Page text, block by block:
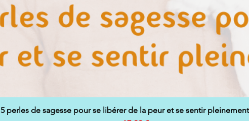
Aperçu rapide
5 perles de sagesse pour se libérer de la peur et se sentir pleinement